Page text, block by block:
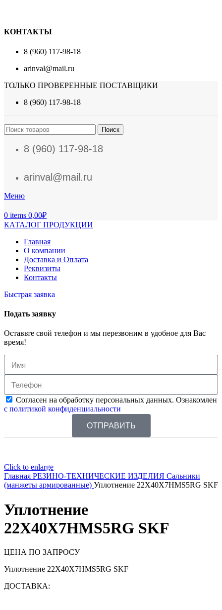
КОНТАКТЫ
8 (960) 117-98-18
arinval@mail.ru
ТОЛЬКО ПРОВЕРЕННЫЕ ПОСТАВЩИКИ
8 (960) 117-98-18
Поиск
8 (960) 117-98-18
arinval@mail.ru
Меню
0 items 0,00₽
КАТАЛОГ ПРОДУКЦИИ
Главная
О компании
Доставка и Оплата
Реквизиты
Контакты
Быстрая заявка
Подать заявку
Оставьте свой телефон и мы перезвоним в удобное для Вас
время!
Согласен на обработку персональных данных. Ознакомлен
с политикой конфиденциальности
ОТПРАВИТЬ
Click to enlarge
Главная РЕЗИНО-ТЕХНИЧЕСКИЕ ИЗДЕЛИЯ Сальники
(манжеты армированные) Уплотнение 22X40X7HMS5RG SKF
Уплотнение
22X40X7HMS5RG SKF
ЦЕНА ПО ЗАПРОСУ
Уплотнение 22X40X7HMS5RG SKF
ДОСТАВКА: